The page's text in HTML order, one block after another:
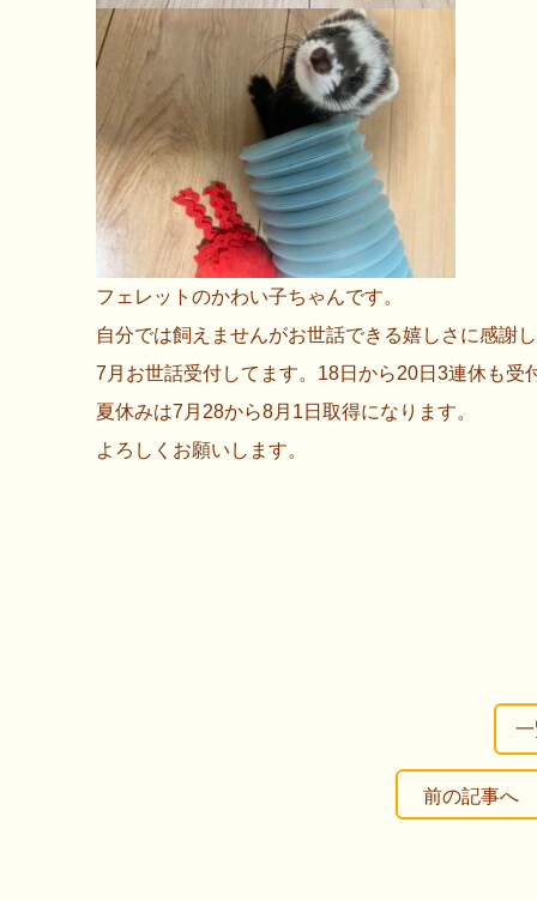
フェレットのかわい子ちゃんです。
自分では飼えませんがお世話できる嬉しさに感謝
7月お世話受付してます。18日から20日3連休も受
夏休みは7月28から8月1日取得になります。
よろしくお願いします。
前の記事へ